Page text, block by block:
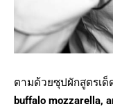
ตามด้วยซุปผักสูตรเด็
buffalo mozzarella,